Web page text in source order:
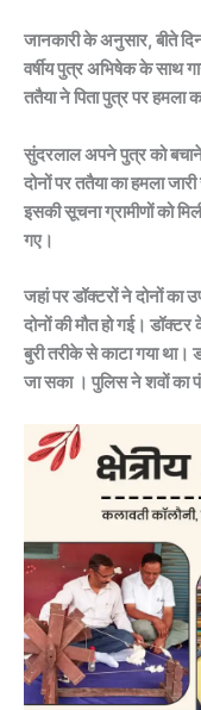
जानकारी के अनुसार, बीते
वर्षीय पुत्र अभिषेक के साथ
ततैया ने पिता पुत्र पर हमला
सुंदरलाल अपने पुत्र को
दोनों पर ततैया का हमला
इसकी सूचना ग्रामीणों को
गए।
जहां पर डॉक्टरों ने दोनों
दोनों की मौत हो गई। डॉक्टर
बुरी तरीके से काटा गया था।
जा सका । पुलिस ने शवों का